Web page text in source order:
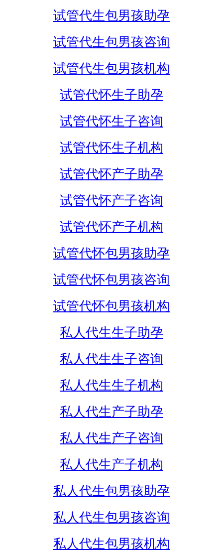
试管代生包男孩助孕
试管代生包男孩咨询
试管代生包男孩机构
试管代怀生子助孕
试管代怀生子咨询
试管代怀生子机构
试管代怀产子助孕
试管代怀产子咨询
试管代怀产子机构
试管代怀包男孩助孕
试管代怀包男孩咨询
试管代怀包男孩机构
私人代生生子助孕
私人代生生子咨询
私人代生生子机构
私人代生产子助孕
私人代生产子咨询
私人代生产子机构
私人代生包男孩助孕
私人代生包男孩咨询
私人代生包男孩机构